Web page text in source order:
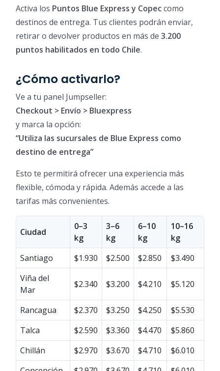
Activa los Puntos Blue Express y Copeccomo
destinos de entrega. Tus clientes podrán enviar,
retirar o devolver productos en más de 3.200
puntos habilitados en todo Chile.
¿Cómo activarlo?
Ve a tu panel Jumpseller:
Checkout > Envío > Bluexpress
y marca la opción:
“Utiliza las sucursales de Blue Express como
destino de entrega”
Esto te permitirá ofrecer una experiencia más
flexible, cómoda y rápida. Además accede a las
tarifas más convenientes.
Ciudad
0–3
kg
3–6
kg
6–10
kg
10–16
kg
Santiago
$1.930 $2.500 $2.850
$3.490
Viña del
Mar
$2.340 $3.200 $4.210 $5.120
Rancagua $2.370 $3.250 $4.250
$5.530
Talca
$2.590 $3.360 $4.470
$5.860
Chillán
$2.970 $3.670 $4.710
$6.010